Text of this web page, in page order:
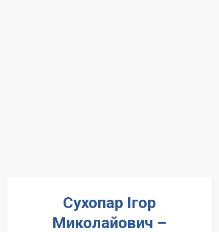
Сухопар Ігор
Миколайович –